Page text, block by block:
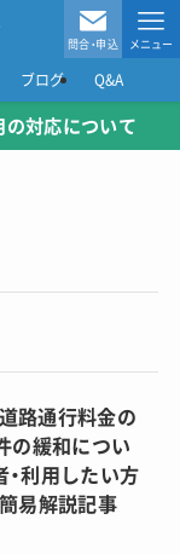
問合・申込 メニュー
ブログ Q&A
の対応について
路通行料金の
の緩和につい
・利用したい方
簡易解説記事